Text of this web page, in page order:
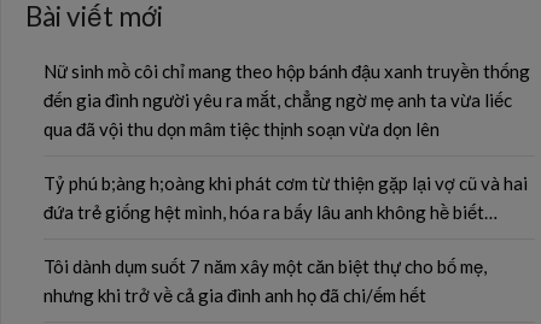
Bài viết mới
Nữ sinh mồ côi chỉ mang theo hộp bánh đậu xanh truyền thống
đến gia đình người yêu ra mắt, chẳng ngờ mẹ anh ta vừa liếc
qua đã vội thu dọn mâm tiệc thịnh soạn vừa dọn lên
Tỷ phú b;àng h;oàng khi phát cơm từ thiện gặp lại vợ cũ và hai
đứa trẻ giống hệt mình, hóa ra bấy lâu anh không hề biết…
Tôi dành dụm suốt 7 năm xây một căn biệt thự cho bố mẹ,
nhưng khi trở về cả gia đình anh họ đã chi/ếm hết